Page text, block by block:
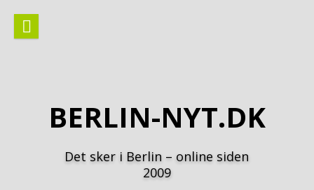
indhold
BERLIN-NYT.DK
Det sker i Berlin – online siden
2009